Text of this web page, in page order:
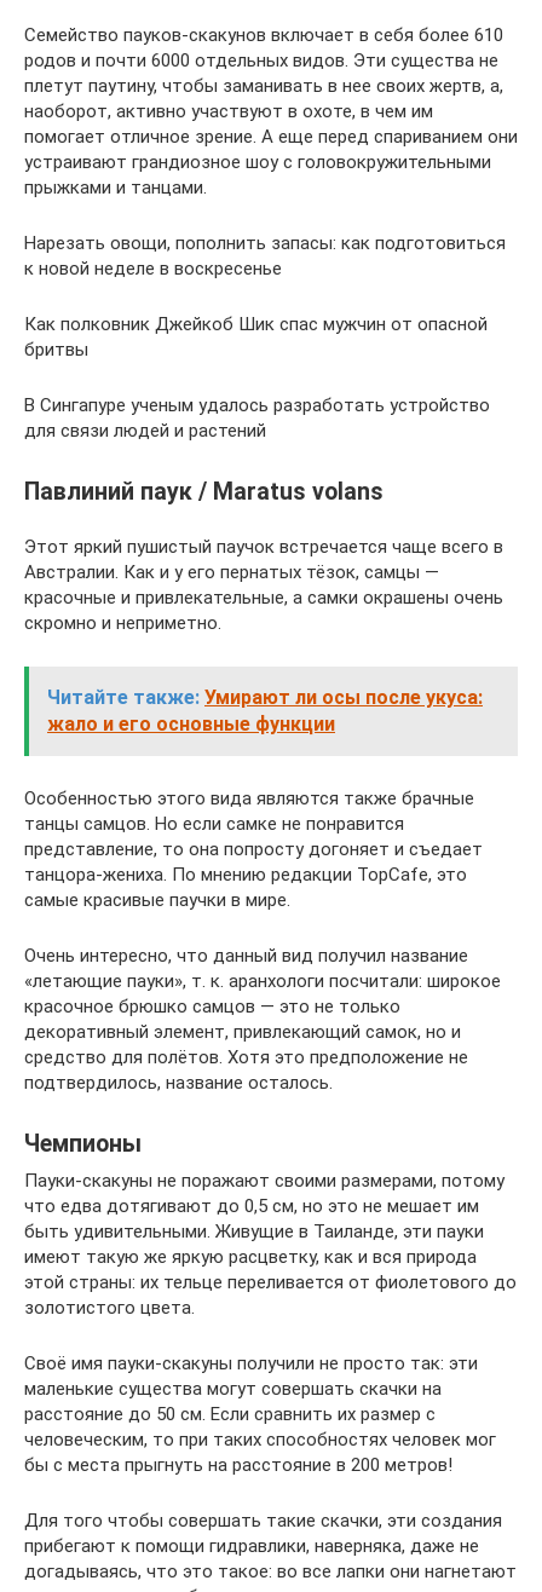
Семейство пауков-скакунов включает в себя более 610
родов и почти 6000 отдельных видов. Эти существа не
плетут паутину, чтобы заманивать в нее своих жертв, а,
наоборот, активно участвуют в охоте, в чем им
помогает отличное зрение. А еще перед спариванием они
устраивают грандиозное шоу с головокружительными
прыжками и танцами.
Нарезать овощи, пополнить запасы: как подготовиться
к новой неделе в воскресенье
Как полковник Джейкоб Шик спас мужчин от опасной
бритвы
В Сингапуре ученым удалось разработать устройство
для связи людей и растений
Павлиний паук / Maratus volans
Этот яркий пушистый паучок встречается чаще всего в
Австралии. Как и у его пернатых тёзок, самцы —
красочные и привлекательные, а самки окрашены очень
скромно и неприметно.
Читайте также: Умирают ли осы после укуса:
жало и его основные функции
Особенностью этого вида являются также брачные
танцы самцов. Но если самке не понравится
представление, то она попросту догоняет и съедает
танцора-жениха. По мнению редакции TopCafe, это
самые красивые паучки в мире.
Очень интересно, что данный вид получил название
«летающие пауки», т. к. аранхологи посчитали: широкое
красочное брюшко самцов — это не только
декоративный элемент, привлекающий самок, но и
средство для полётов. Хотя это предположение не
подтвердилось, название осталось.
Чемпионы
Пауки-скакуны не поражают своими размерами, потому
что едва дотягивают до 0,5 см, но это не мешает им
быть удивительными. Живущие в Таиланде, эти пауки
имеют такую же яркую расцветку, как и вся природа
этой страны: их тельце переливается от фиолетового до
золотистого цвета.
Своё имя пауки-скакуны получили не просто так: эти
маленькие существа могут совершать скачки на
расстояние до 50 см. Если сравнить их размер с
человеческим, то при таких способностях человек мог
бы с места прыгнуть на расстояние в 200 метров!
Для того чтобы совершать такие скачки, эти создания
прибегают к помощи гидравлики, наверняка, даже не
догадываясь, что это такое: во все лапки они нагнетают